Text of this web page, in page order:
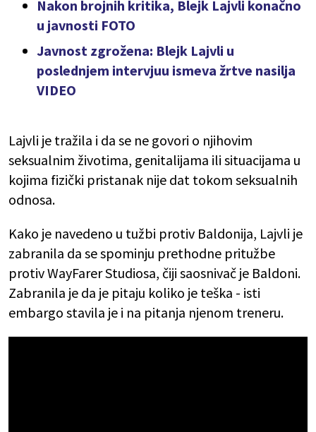
Nakon brojnih kritika, Blejk Lajvli konačno
u javnosti FOTO
Javnost zgrožena: Blejk Lajvli u
poslednjem intervjuu ismeva žrtve nasilja
VIDEO
Lajvli je tražila i da se ne govori o njihovim
seksualnim životima, genitalijama ili situacijama u
kojima fizički pristanak nije dat tokom seksualnih
odnosa.
Kako je navedeno u tužbi protiv Baldonija, Lajvli je
zabranila da se spominju prethodne pritužbe
protiv WayFarer Studiosa, čiji saosnivač je Baldoni.
Zabranila je da je pitaju koliko je teška - isti
embargo stavila je i na pitanja njenom treneru.